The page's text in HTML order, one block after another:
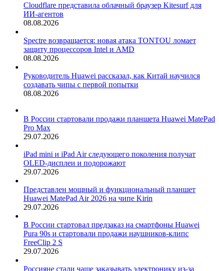
Cloudflare представила облачный браузер Kitesurf для
ИИ-агентов
08.08.2026
Spectre возвращается: новая атака TONTOU ломает
защиту процессоров Intel и AMD
08.08.2026
Руководитель Huawei рассказал, как Китай научился
создавать чипы с первой попытки
08.08.2026
В России стартовали продажи планшета Huawei MatePad
Pro Max
29.07.2026
iPad mini и iPad Air следующего поколения получат
OLED-дисплеи и подорожают
29.07.2026
Представлен мощный и функциональный планшет
Huawei MatePad Air 2026 на чипе Kirin
29.07.2026
В России стартовал предзаказ на смартфоны Huawei
Pura 90s и стартовали продажи наушников-клипс
FreeClip 2 S
29.07.2026
Россияне стали чаще заказывать электронику из-за